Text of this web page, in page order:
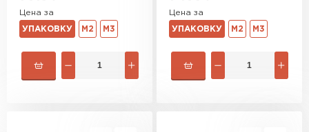
Цена за
УПАКОВКУ М2 М3
Цена за
УПАКОВКУ М2 М3
Сэндвич-панели